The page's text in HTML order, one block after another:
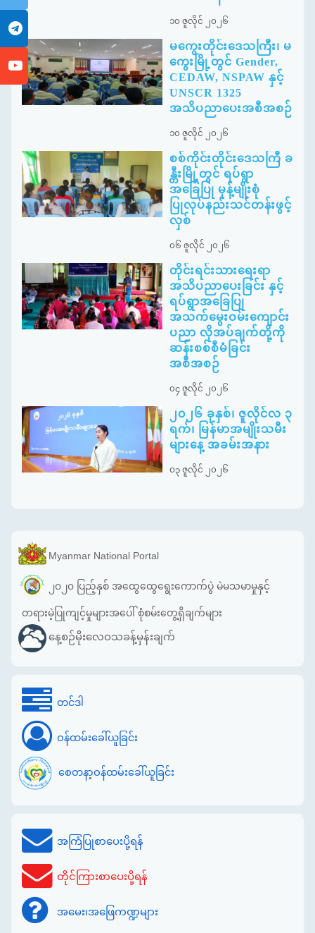
၁၀ ဇူလိုင် ၂၀၂၆
မကွေးတိုင်းဒေသကြီး၊ မ
ကွေးမြို့တွင် Gender,
CEDAW, NSPAW နှင့်
UNSCR 1325
အသိပညာပေးအစီအစဉ်
၁၀ ဇူလိုင် ၂၀၂၆
စစ်ကိုင်းတိုင်းဒေသကြီ ခ
န္တီးမြို့တွင် ရပ်ရွာ
အခြေပြု မုန့်မျိုးစုံ
ပြုလုပ်နည်းသင်တန်းဖွင့်
လှစ်
၀၆ ဇူလိုင် ၂၀၂၆
တိုင်းရင်းသားရေးရာ
အသိပညာပေးခြင်း နှင့်
ရပ်ရွာအခြေပြု
အသက်မွေးဝမ်းကျောင်း
ပညာ လိုအပ်ချက်တို့ကို
ဆန်းစစ်စီမံခြင်း
အစီအစဉ်
၀၄ ဇူလိုင် ၂၀၂၆
၂၀၂၆ ခုနှစ်၊ ဇူလိုင်လ ၃
ရက်၊ မြန်မာအမျိုးသမီး
များနေ့ အခမ်းအနား
၀၃ ဇူလိုင် ၂၀၂၆
Myanmar National Portal
၂၀၂၀ ပြည့်နှစ် အထွေထွေရွေးကောက်ပွဲ မဲမသမာမှုနှင့်
တရားမဲ့ပြုကျင့်မှုများအပေါ် စုံစမ်းတွေ့ရှိချက်များ
နေ့စဉ်မိုးလေဝသခန့်မှန်းချက်
တင်ဒါ
ဝန်ထမ်းခေါ်ယူခြင်း
စေတနာ့ဝန်ထမ်းခေါ်ယူခြင်း
အကြံပြုစာပေးပို့ရန်
တိုင်ကြားစာပေးပို့ရန်
အမေး၊အဖြေကဏ္ဍများ